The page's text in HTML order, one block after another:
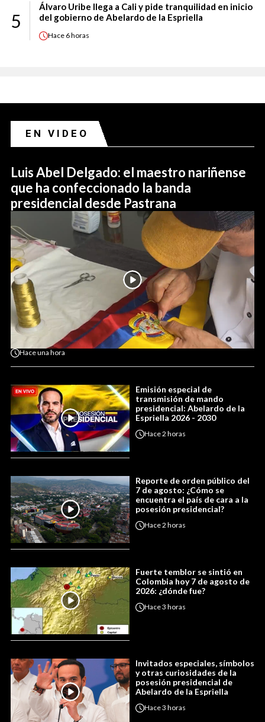
5
Álvaro Uribe llega a Cali y pide tranquilidad en inicio
del gobierno de Abelardo de la Espriella
Hace 6 horas
EN VIDEO
Luis Abel Delgado: el maestro nariñense
que ha confeccionado la banda
presidencial desde Pastrana
Haceuna hora
Emisión especial de
transmisión de mando
presidencial: Abelardo de la
Espriella 2026 - 2030
Hace2 horas
Reporte de orden público del
7 de agosto: ¿Cómo se
encuentra el país de cara a la
posesión presidencial?
Hace2 horas
Fuerte temblor se sintió en
Colombia hoy 7 de agosto de
2026: ¿dónde fue?
Hace3 horas
Invitados especiales, símbolos
y otras curiosidades de la
posesión presidencial de
Abelardo de la Espriella
Hace3 horas